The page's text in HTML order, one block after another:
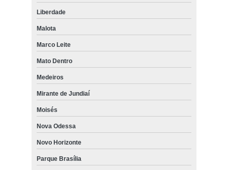
Liberdade
Malota
Marco Leite
Mato Dentro
Medeiros
Mirante de Jundiaí
Moisés
Nova Odessa
Novo Horizonte
Parque Brasília